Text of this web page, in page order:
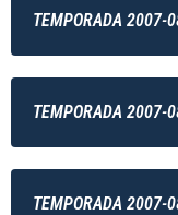
TEMPORADA 2007-
TEMPORADA 2007-
TEMPORADA 2007-